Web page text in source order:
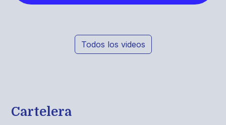
Todos los videos
Cartelera